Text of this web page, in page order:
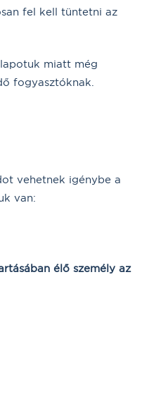
fel kell tüntetni az
miatt még
fogyasztóknak.
vehetnek igénybe a
van:
élő személy az